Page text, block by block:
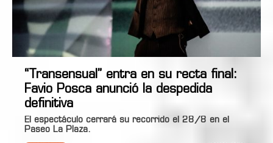
“Transensual” entra en su recta final:
Favio Posca anunció la despedida
definitiva
El espectáculo cerrará su recorrido el 28/8 en el
Paseo La Plaza.